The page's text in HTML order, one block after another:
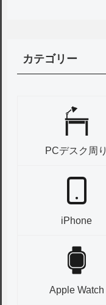
カテゴリー
PCデスク周り
iPhone
Apple Watch